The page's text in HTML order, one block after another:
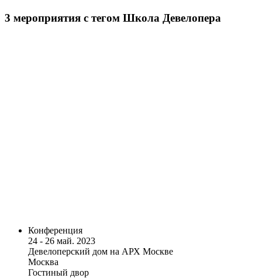
3 мероприятия с тегом Школа Девелопера
Конференция
24 - 26 май. 2023
Девелоперский дом на АРХ Москве
Москва
Гостиный двор